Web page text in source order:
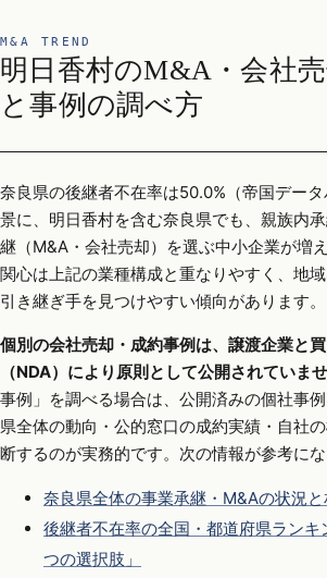
M&A TREND
明日香村のM&A・会社
と事例の調べ方
奈良県の後継者不在率は50.0%（帝国デー
景に、明日香村を含む奈良県でも、親族内
継（M&A・会社売却）を選ぶ中小企業が増
関心は上記の業種構成と重なりやすく、地
引き継ぎ手を見つけやすい傾向があります。
個別の会社売却・成約事例は、譲渡企業と
（NDA）により原則として公開されていませ
事例」を調べる場合は、公開済みの個社事
県全体の動向・公的窓口の成約実績・自社
断するのが実務的です。次の情報が参考にな
奈良県全体の事業承継・M&Aの状況
後継者不在率の全国・都道府県ラン
つの選択肢」